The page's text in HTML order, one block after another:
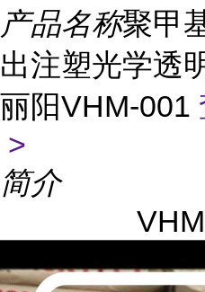
产品名称聚甲
出注塑光学透
丽阳VHM-001
>
简介